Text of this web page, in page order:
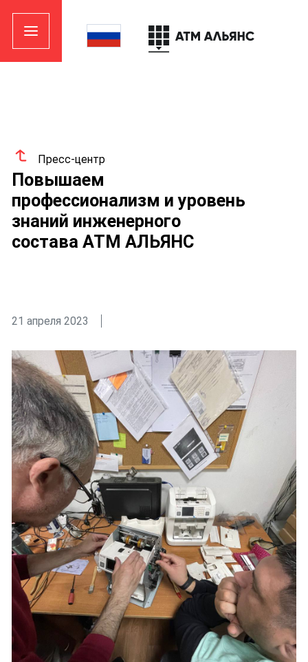
Пресс-центр
Повышаем
профессионализм и уровень
знаний инженерного
состава АТМ АЛЬЯНС
21 апреля 2023